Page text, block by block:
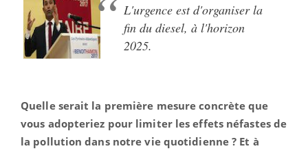
L'urgence est d'organiser la
fin du diesel, à l'horizon
2025.
Quelle serait la première mesure concrète que
vous adopteriez pour limiter les effets néfastes de
la pollution dans notre vie quotidienne ? Et à